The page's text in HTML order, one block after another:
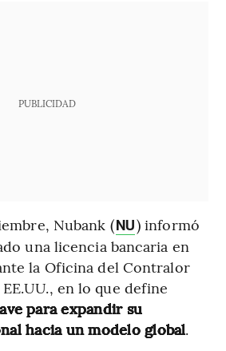
PUBLICIDAD
Nubank (NU) informó
una licencia bancaria en
la Oficina del Contralor
en lo que define
para expandir su
hacia un modelo global.